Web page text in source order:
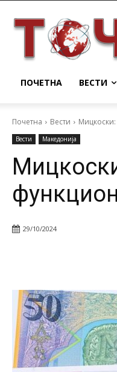
ПОЧЕТНА ВЕСТИ
Почетна Вести
Вести Македонија
29/10/2024